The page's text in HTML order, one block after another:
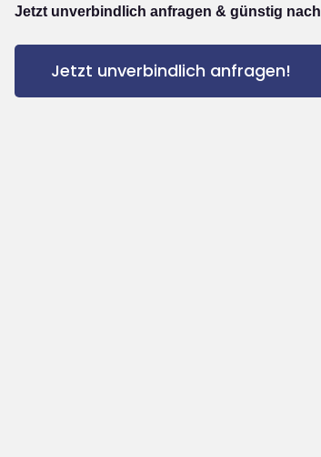
Jetzt unverbindlich anfragen & günstig
Jetzt unverbindlich anfragen!